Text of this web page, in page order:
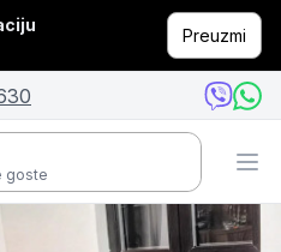
Preuzmi
goste